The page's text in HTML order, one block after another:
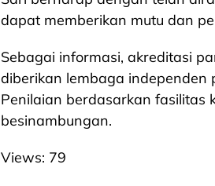
dapat memberikan mutu dan
Sebagai informasi, akreditasi
diberikan lembaga independen
Penilaian berdasarkan fasilitas
besinambungan.
Views: 79